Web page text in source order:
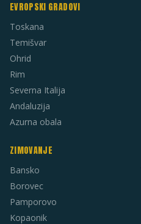
EVROPSKI GRADOVI
Toskana
Temišvar
Ohrid
Rim
Severna Italija
Andaluzija
Azurna obala
ZIMOVANJE
Bansko
Borovec
Pamporovo
Kopaonik